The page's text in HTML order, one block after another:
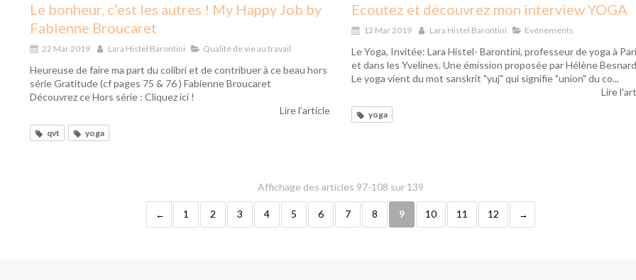
Le bonheur, c’est les autres ! My Happy Job by
Fabienne Broucaret
22 Mar 2019 Lara Histel Barontini Qualité de vie au travail
Heureuse de faire ma part du colibri et de contribuer à ce beau hors
série Gratitude (cf pages 75 & 76 ) Fabienne Broucaret
Découvrez ce Hors série : Cliquez ici !
Lire l'article
qvt yoga
Ecoutez et découvrez mon interview YOGA
12 Mar 2019 Lara Histel Barontini Evénements
Le Yoga, Invitée: Lara Histel- Barontini, professeur de yoga à
et dans les Yvelines. Une émission proposée par Hélène
Le yoga vient du mot sanskrit "yuj" qui signifie "union" du co...
Lire
yoga
Affichage des articles 97-108 sur 139
1 2 3 4 5 6 7 8 9 10 11 12